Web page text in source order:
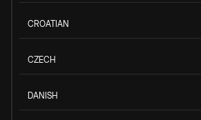
CROATIAN
CZECH
DANISH